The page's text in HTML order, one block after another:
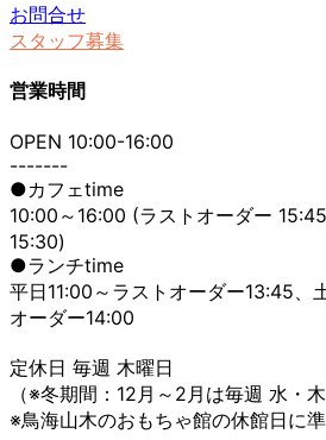
お問合せ
スタッフ募集
営業時間
OPEN 10:00-16:00
-------
●カフェtime
10:00～16:00 (ラストオーダー
15:30)
●ランチtime
平日11:00～ラストオーダー13:45、
オーダー14:00
定休日 毎週 木曜日
（※冬期間：12月～2月は毎週 水・木
※鳥海山木のおもちゃ館の休館日に